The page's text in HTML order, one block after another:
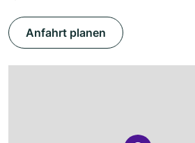
Anfahrt planen